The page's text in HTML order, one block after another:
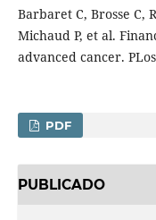
Barbaret C, Brosse C,
Michaud P, et al.
advanced cancer.
PDF
PUBLICADO